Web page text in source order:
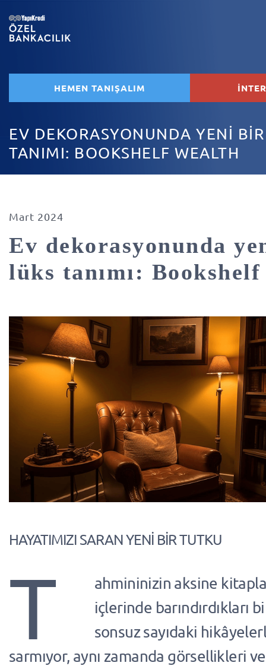
HEMEN TANIŞALIM
EV DEKORASYONUNDA YENİ
TANIMI: BOOKSHELF WEALTH
Mart 2024
Ev dekorasyonunda
lüks tanımı:
HAYATIMIZI SARAN YENİ BİR TUTKU
T
ahmininizin aksine
içlerinde barındırdıkları
sonsuz sayıdaki
sarmıyor, aynı zamanda görsellikleri